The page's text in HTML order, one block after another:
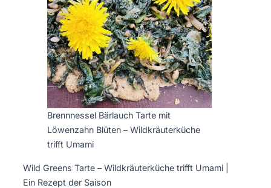
Brennnessel Bärlauch Tarte mit
Löwenzahn Blüten – Wildkräuterküche
trifft Umami
Wild Greens Tarte – Wildkräuterküche trifft Umami |
Ein Rezept der Saison